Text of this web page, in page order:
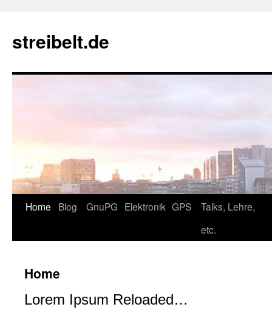
springen
streibelt.de
Home Blog GnuPG Elektronik GPS
Talks, Lehre,
etc.
Home
Lorem Ipsum Reloaded…